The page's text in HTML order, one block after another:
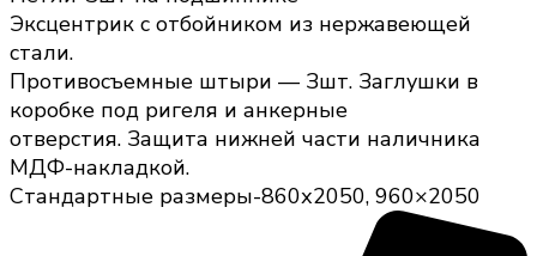
Эксцентрик с отбойником из нержавеющей
стали.
Противосъемные штыри — Зшт. Заглушки в
коробке под ригеля и анкерные
отверстия. Защита нижней части наличника
МДФ-накладкой.
Стандартные размеры-860х2050, 960×2050